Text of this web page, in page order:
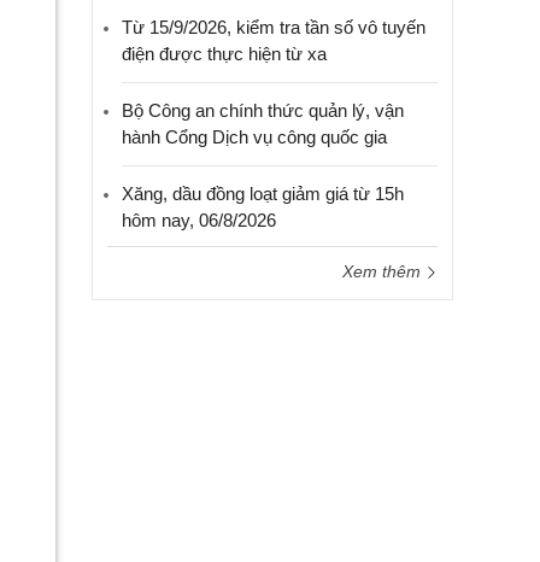
Từ 15/9/2026, kiểm tra tần số vô tuyến
điện được thực hiện từ xa
Bộ Công an chính thức quản lý, vận
hành Cổng Dịch vụ công quốc gia
Xăng, dầu đồng loạt giảm giá từ 15h
hôm nay, 06/8/2026
Xem thêm